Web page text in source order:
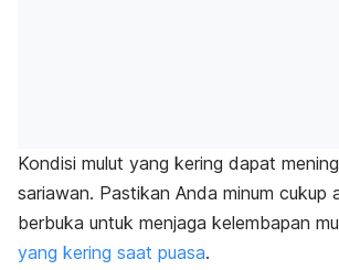
Kondisi mulut yang kering dapat
sariawan. Pastikan Anda minum cukup
berbuka untuk menjaga kelembapan
yang kering saat puasa.